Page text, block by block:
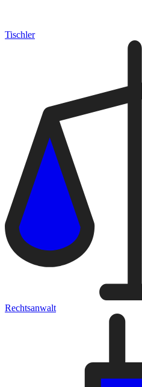
Tischler
Rechtsanwalt